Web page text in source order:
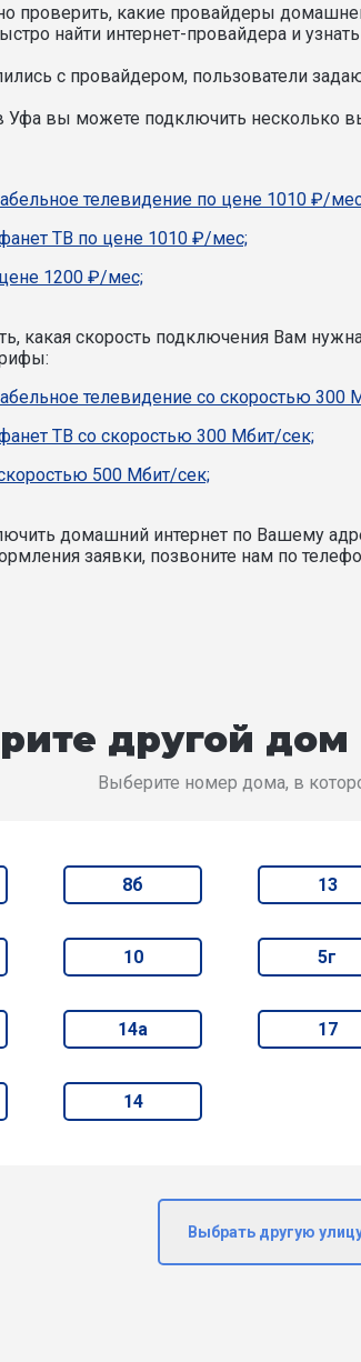
проверить, какие провайдеры
найти интернет-провайдера и
с провайдером, пользователи
Уфа вы можете подключить несколько
телевидение по цене 1010 ₽/
ТВ по цене 1010 ₽/мес;
1200 ₽/мес;
какая скорость подключения Вам
телевидение со скоростью 300
ТВ со скоростью 300 Мбит/сек;
500 Мбит/сек;
домашний интернет по Вашему
заявки, позвоните нам по
другой дом
Выберите номер дома, в
8б 13
10 5г
14а 17
14
Выбрать другую